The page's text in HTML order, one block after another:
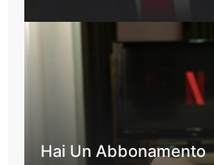
Hai Un Abbonamento